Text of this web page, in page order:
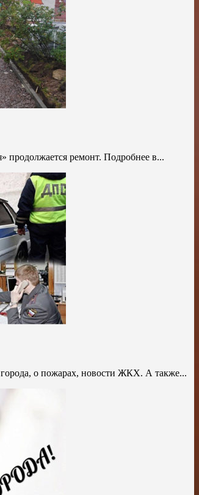
продолжается ремонт. Подробнее в...
о пожарах, новости ЖКХ. А также...